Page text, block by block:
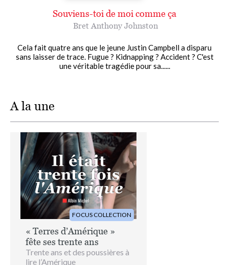
Souviens-toi de moi comme ça
Bret Anthony Johnston
Cela fait quatre ans que le jeune Justin Campbell a disparu
sans laisser de trace. Fugue ? Kidnapping ? Accident ? C'est
une véritable tragédie pour sa......
A la une
Image
FOCUS COLLECTION
« Terres d’Amérique »
fête ses trente ans
Trente ans et des poussières à
lire l’Amérique